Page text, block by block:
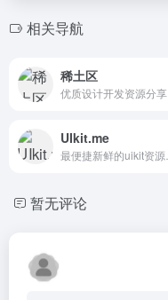
相关导航
稀土区
优质设计开发资源分享
UIkit.me
暂无评论